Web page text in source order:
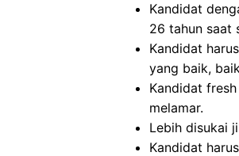
Kandidat
26 tahun saat
Kandidat
yang baik,
Kandidat
melamar.
Lebih disukai
Kandidat